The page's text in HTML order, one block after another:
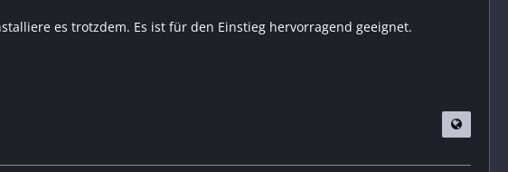
es trotzdem. Es ist für den Einstieg hervorragend geeignet.